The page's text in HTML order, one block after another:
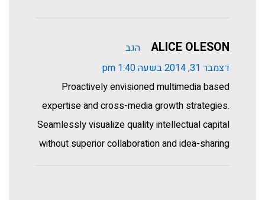
ALICE OLESON
הגב
דצמבר 31, 2014 בשעה 1:40 pm
Proactively envisioned multimedia based
expertise and cross-media growth strategies.
Seamlessly visualize quality intellectual capital
without superior collaboration and idea-sharing